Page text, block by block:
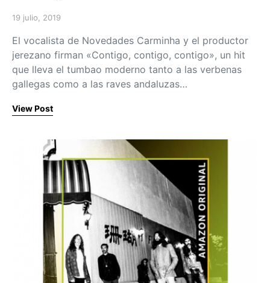
Posted on
19 julio, 2019
El vocalista de Novedades Carminha y el productor
jerezano firman «Contigo, contigo, contigo», un hit
que lleva el tumbao moderno tanto a las verbenas
gallegas como a las raves andaluzas…
View Post